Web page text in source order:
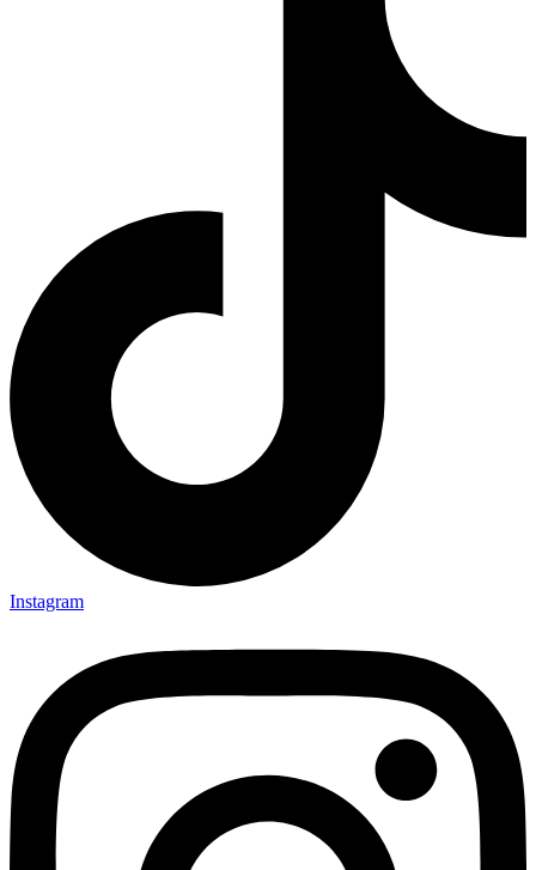
Instagram